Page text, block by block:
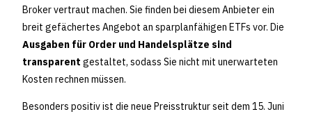
Broker vertraut machen. Sie finden bei diesem Anbieter ein
breit gefächertes Angebot an sparplanfähigen ETFs vor. Die
Ausgaben für Order und Handelsplätze sind
transparent gestaltet, sodass Sie nicht mit unerwarteten
Kosten rechnen müssen.
Besonders positiv ist die neue Preisstruktur seit dem 15. Juni